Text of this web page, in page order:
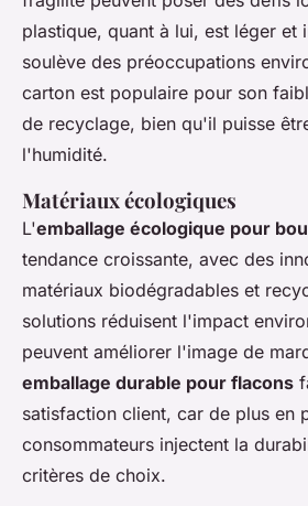
plastique, quant à lui, est léger et
soulève des préoccupations
carton est populaire pour son
de recyclage, bien qu'il puisse
l'humidité.
Matériaux écologiques
L'emballage écologique pour
tendance croissante, avec des
matériaux biodégradables et
solutions réduisent l'impact
peuvent améliorer l'image de
emballage durable pour flacons
satisfaction client, car de plus en
consommateurs injectent la
critères de choix.